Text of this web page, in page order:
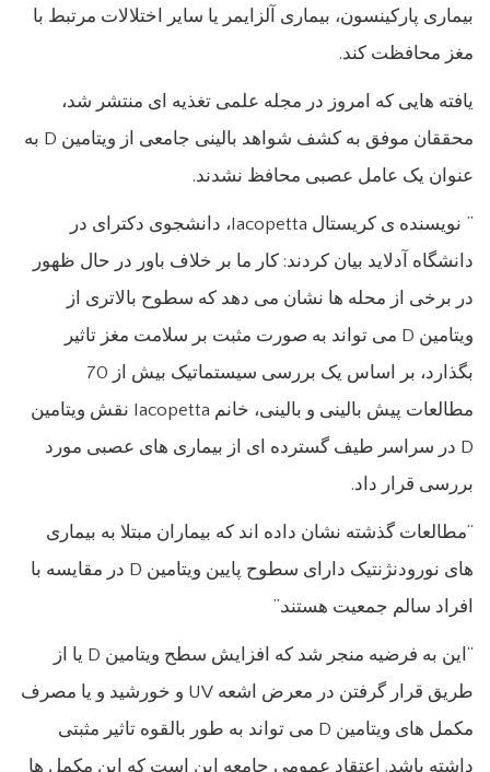
بیماری پارکینسون، بیماری آلزایمر یا سایر اختلالات مرتبط با
مغز محافظت کند.
یافته هایی که امروز در مجله علمی تغذیه ای منتشر شد،
محققان موفق به کشف شواهد بالینی جامعی از ویتامین D به
عنوان یک عامل عصبی محافظ نشدند.
” نویسنده ی کریستال Iacopetta، دانشجوی دکترای در
دانشگاه آدلاید بیان کردند: کار ما بر خلاف باور در حال ظهور
در برخی از محله ها نشان می دهد که سطوح بالاتری از
ویتامین D می تواند به صورت مثبت بر سلامت مغز تاثیر
بگذارد، بر اساس یک بررسی سیستماتیک بیش از 70
مطالعات پیش بالینی و بالینی، خانم Iacopetta نقش ویتامین
D در سراسر طیف گسترده ای از بیماری های عصبی مورد
بررسی قرار داد.
“مطالعات گذشته نشان داده اند که بیماران مبتلا به بیماری
های نورودنژنتیک دارای سطوح پایین ویتامین D در مقایسه با
افراد سالم جمعیت هستند.”
“این به فرضیه منجر شد که افزایش سطح ویتامین D یا از
طریق قرار گرفتن در معرض اشعه UV و خورشید و یا مصرف
مکمل های ویتامین D می تواند به طور بالقوه تاثیر مثبتی
داشته باشد. اعتقاد عمومی جامعه این است که این مکمل ها